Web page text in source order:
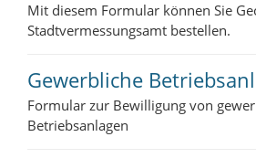
Mit diesem Formular können Sie
Stadtvermessungsamt bestellen.
Gewerbliche
Formular zur Bewilligung von
Betriebsanlagen